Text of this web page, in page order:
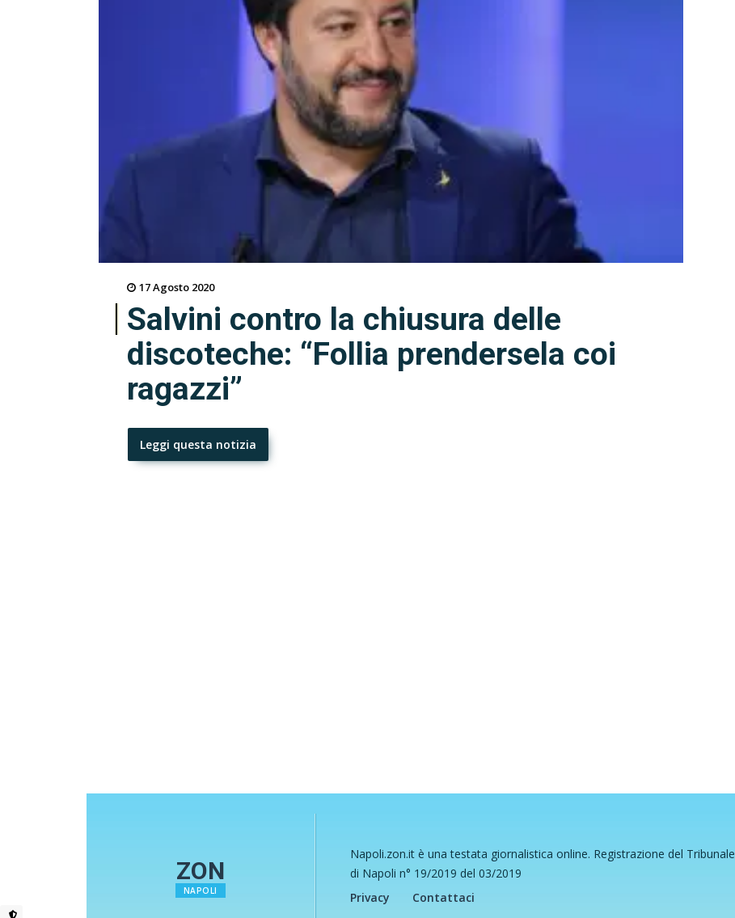
17 Agosto 2020
Salvini contro la chiusura delle
discoteche: “Follia prendersela coi
ragazzi”
Leggi questa notizia
ZON
NAPOLI
Napoli.zon.it è una testata giornalistica online. Registrazione del Tribunale
di Napoli n° 19/2019 del 03/2019
Privacy
Contattaci